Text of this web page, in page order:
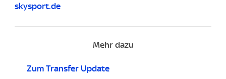
skysport.de
Mehr dazu
Zum Transfer Update